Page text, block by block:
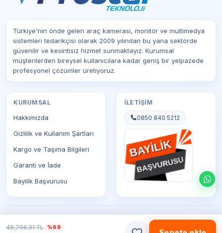
48,796.31 TL %69
Türkiye'nin önde gelen araç kamerası, monitör ve multimedya
sistemleri tedarikçisi olarak 2009 yılından bu yana sektörde
güvenilir ve kesintisiz hizmet sunmaktayız. Kurumsal
müşterilerden bireysel kullanıcılara kadar geniş bir yelpazede
profesyonel çözümler üretiyoruz.
KURUMSAL
Hakkımızda
Gizlilik ve Kullanım Şartları
Kargo ve Taşıma Bilgileri
Garanti ve İade
Bayilik Başvurusu
İLETIŞIM
0850 840 5212
© 2026 Prostar Teknoloji. Tüm hakları saklıdır.